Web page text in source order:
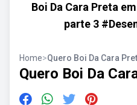
Boi Da Cara Preta
parte 3
Home>Quero Boi Da Cara
Quero Boi Da